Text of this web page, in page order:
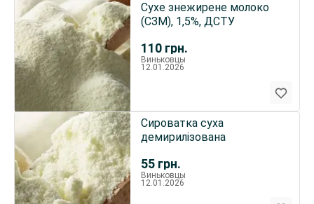
110 грн.
Сухе знежирене молоко
(СЗМ), 1,5%, ДСТУ
Виньковцы
12.01.2026
55 грн.
Сироватка суха
демирилізована
Виньковцы
12.01.2026